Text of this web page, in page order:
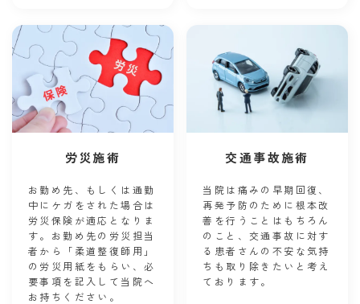
労災施術
お勤め先、もしくは通勤
中にケガをされた場合は
労災保険が適応となりま
す。お勤め先の労災担当
者から「柔道整復師用」
の労災用紙をもらい、必
要事項を記入して当院へ
お持ちください。
交通事故施術
当院は痛みの早期回復、
再発予防のために根本改
善を行うことはもちろん
のこと、交通事故に対す
る患者さんの不安な気持
ちも取り除きたいと考え
ております。